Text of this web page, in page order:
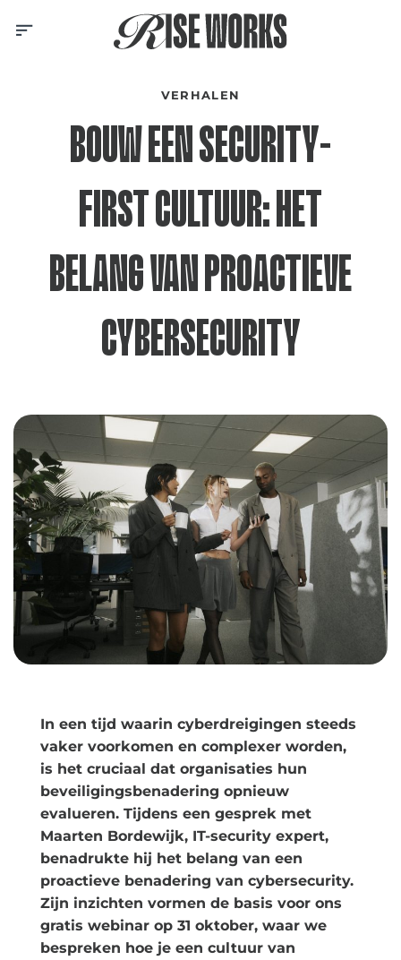
VERHALEN
BOUW EEN SECURITY-
FIRST CULTUUR: HET
BELANG VAN PROACTIEVE
CYBERSECURITY
In een tijd waarin cyberdreigingen steeds
vaker voorkomen en complexer worden,
is het cruciaal dat organisaties hun
beveiligingsbenadering opnieuw
evalueren. Tijdens een gesprek met
Maarten Bordewijk, IT-security expert,
benadrukte hij het belang van een
proactieve benadering van cybersecurity.
Zijn inzichten vormen de basis voor ons
gratis webinar op 31 oktober, waar we
bespreken hoe je een cultuur van